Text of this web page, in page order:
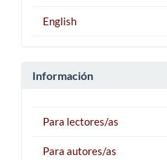
English
Información
Para lectores/as
Para autores/as